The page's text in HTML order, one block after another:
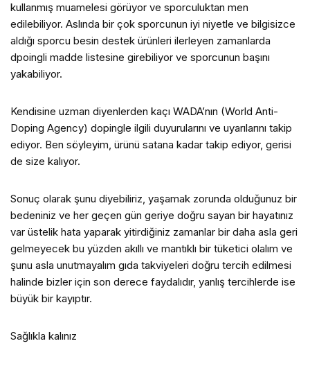
kullanmış muamelesi görüyor ve sporculuktan men
edilebiliyor. Aslında bir çok sporcunun iyi niyetle ve bilgisizce
aldığı sporcu besin destek ürünleri ilerleyen zamanlarda
dpoingli madde listesine girebiliyor ve sporcunun başını
yakabiliyor.
Kendisine uzman diyenlerden kaçı WADA’nın (World Anti-
Doping Agency) dopingle ilgili duyurularını ve uyarılarını takip
ediyor. Ben söyleyim, ürünü satana kadar takip ediyor, gerisi
de size kalıyor.
Sonuç olarak şunu diyebiliriz, yaşamak zorunda olduğunuz bir
bedeniniz ve her geçen gün geriye doğru sayan bir hayatınız
var üstelik hata yaparak yitirdiğiniz zamanlar bir daha asla geri
gelmeyecek bu yüzden akıllı ve mantıklı bir tüketici olalım ve
şunu asla unutmayalım gıda takviyeleri doğru tercih edilmesi
halinde bizler için son derece faydalıdır, yanlış tercihlerde ise
büyük bir kayıptır.
Sağlıkla kalınız